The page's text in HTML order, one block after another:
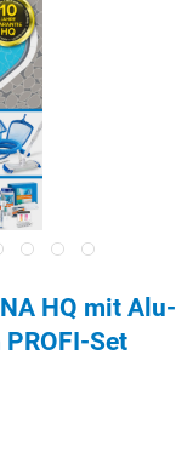
HQ mit Alu-
Set